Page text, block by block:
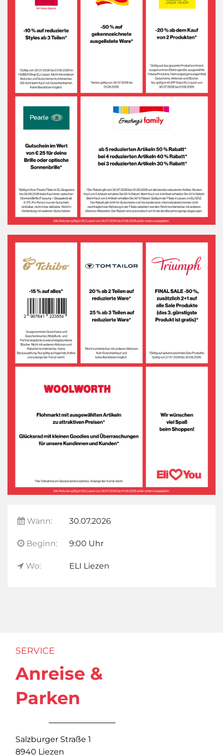
Wann: 30.07.2026
Beginn: 9:00 Uhr
Wo: ELI Liezen
SERVICE
Anreise &
Parken
Salzburger Straße 1
8940 Liezen